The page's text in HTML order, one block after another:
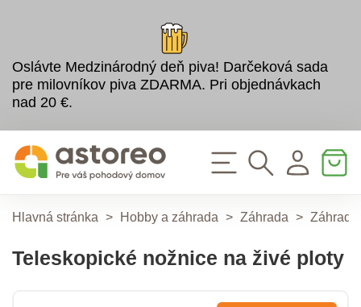
Oslávte Medzinárodný deň piva! Darčeková sada
pre milovníkov piva ZDARMA. Pri objednávkach
nad 20 €.
Hlavná stránka > Hobby a záhrada > Záhrada >
Teleskopické nožnice na živé ploty